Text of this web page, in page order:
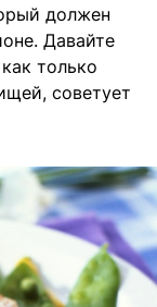
должен
Давайте
только
советует